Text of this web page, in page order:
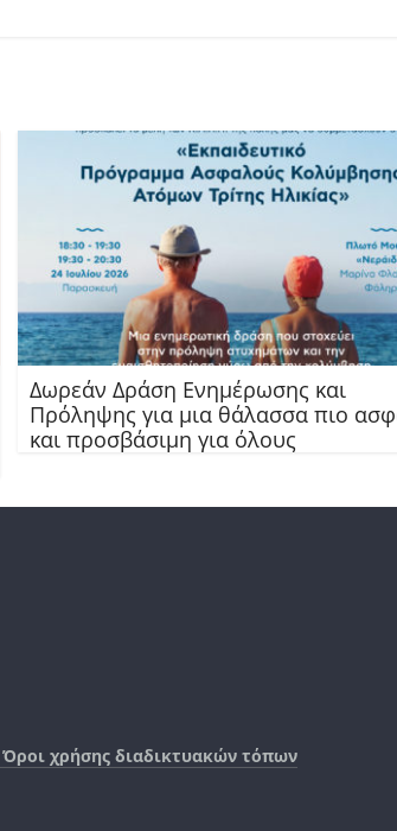
Δωρεάν Δράση Ενημέρωσης και
Πρόληψης για μια θάλασσα πιο
και προσβάσιμη για όλους
Όροι χρήσης διαδικτυακών τόπων